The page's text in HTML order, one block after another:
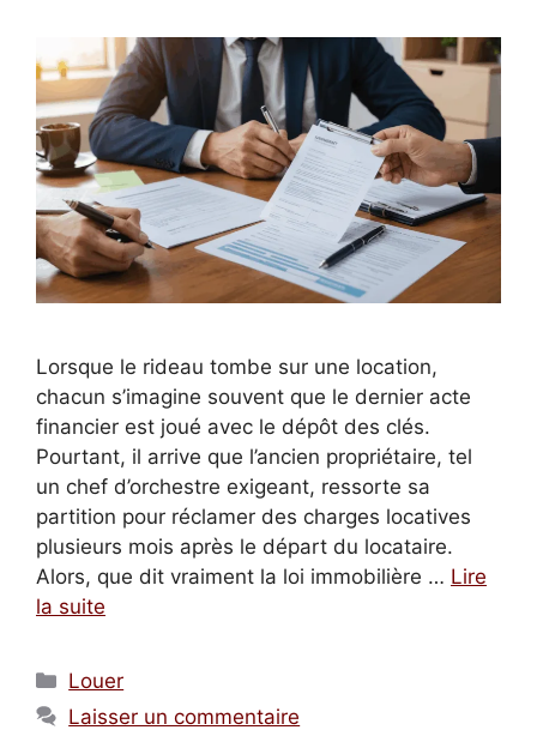
Lorsque le rideau tombe sur une location,
chacun s’imagine souvent que le dernier acte
financier est joué avec le dépôt des clés.
Pourtant, il arrive que l’ancien propriétaire, tel
un chef d’orchestre exigeant, ressorte sa
partition pour réclamer des charges locatives
plusieurs mois après le départ du locataire.
Alors, que dit vraiment la loi immobilière … Lire
la suite
Catégories
Louer
Laisser un commentaire